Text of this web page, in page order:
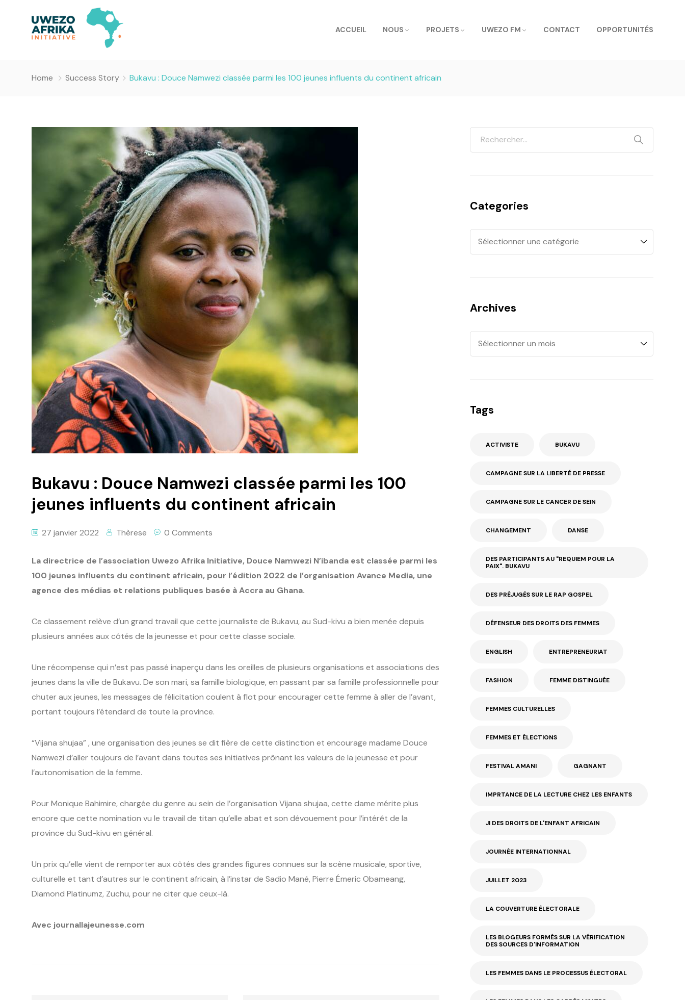
ACCUEIL NOUS PROJETS UWEZO FM CONTACT OPPORTUNITÉS
Home Success Story Bukavu : Douce Namwezi classée parmi les 100 jeunes influents du continent africain
Bukavu : Douce Namwezi classée parmi les 100
jeunes influents du continent africain
27 janvier 2022 Thèrese 0 Comments
La directrice de l’association Uwezo Afrika Initiative, Douce Namwezi N’ibanda est classée parmi les
100 jeunes influents du continent africain, pour l’édition 2022 de l’organisation Avance Media, une
agence des médias et relations publiques basée à Accra au Ghana.
Ce classement relève d’un grand travail que cette journaliste de Bukavu, au Sud-kivu a bien menée depuis
plusieurs années aux côtés de la jeunesse et pour cette classe sociale.
Une récompense qui n’est pas passé inaperçu dans les oreilles de plusieurs organisations et associations des
jeunes dans la ville de Bukavu. De son mari, sa famille biologique, en passant par sa famille professionnelle pour
chuter aux jeunes, les messages de félicitation coulent à flot pour encourager cette femme à aller de l’avant,
portant toujours l’étendard de toute la province.
“Vijana shujaa” , une organisation des jeunes se dit fière de cette distinction et encourage madame Douce
Namwezi d’aller toujours de l’avant dans toutes ses initiatives prônant les valeurs de la jeunesse et pour
l’autonomisation de la femme.
Pour Monique Bahimire, chargée du genre au sein de l’organisation Vijana shujaa, cette dame mérite plus
encore que cette nomination vu le travail de titan qu’elle abat et son dévouement pour l’intérêt de la
province du Sud-kivu en général.
Un prix qu’elle vient de remporter aux côtés des grandes figures connues sur la scène musicale, sportive,
culturelle et tant d’autres sur le continent africain, à l’instar de Sadio Mané, Pierre Émeric Obameang,
Diamond Platinumz, Zuchu, pour ne citer que ceux-là.
Avec journallajeunesse.com
Categories
Archives
Tags
ACTIVISTE BUKAVU
CAMPAGNE SUR LA LIBERTÉ DE PRESSE
CAMPAGNE SUR LE CANCER DE SEIN
CHANGEMENT DANSE
DES PARTICIPANTS AU "REQUIEM POUR LA
PAIX". BUKAVU
DES PRÉJUGÉS SUR LE RAP GOSPEL
DÉFENSEUR DES DROITS DES FEMMES
ENGLISH ENTREPRENEURIAT
FASHION FEMME DISTINGUÉE
FEMMES CULTURELLES
FEMMES ET ÉLECTIONS
FESTIVAL AMANI GAGNANT
IMPRTANCE DE LA LECTURE CHEZ LES ENFANTS
JI DES DROITS DE L'ENFANT AFRICAIN
JOURNÉE INTERNATIONNAL
JUILLET 2023
LA COUVERTURE ÉLECTORALE
LES BLOGEURS FORMÉS SUR LA VÉRIFICATION
DES SOURCES D'INFORMATION
LES FEMMES DANS LE PROCESSUS ÉLECTORAL